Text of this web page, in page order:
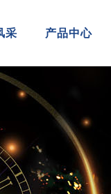
采 产品中心